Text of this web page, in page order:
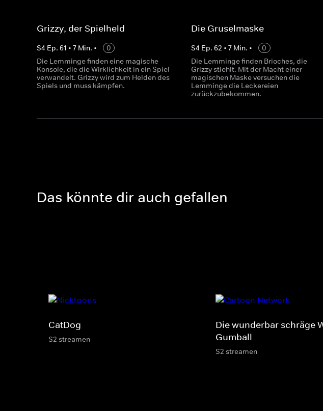
Grizzy, der Spielheld
S4 Ep. 61 • 7 Min. •
0
Die Lemminge finden eine magische
Konsole, die die Wirklichkeit in ein Spiel
verwandelt. Grizzy wird zum Helden des
Spiels und muss kämpfen.
Die Gruselmaske
S4 Ep.62 •7 Min. •
0
Die Lemminge finden Brioches, die
Grizzy stiehlt. Mit der Macht einer
magischen Maske versuchen die
Lemminge die Leckereien
zurückzubekommen.
Das könnte dir auch gefallen
CatDog
S2 streamen
Die wunderbar schräge
Gumball
S2 streamen